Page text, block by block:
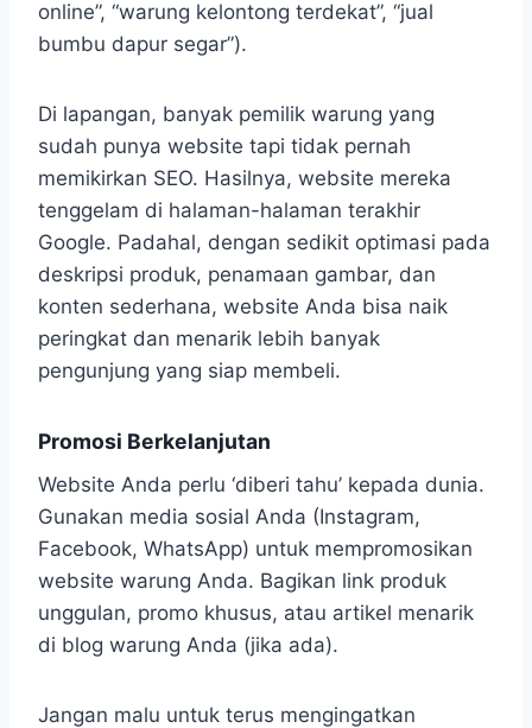
online”, “warung kelontong terdekat”, “jual
bumbu dapur segar”).
Di lapangan, banyak pemilik warung yang
sudah punya website tapi tidak pernah
memikirkan SEO. Hasilnya, website mereka
tenggelam di halaman-halaman terakhir
Google. Padahal, dengan sedikit optimasi pada
deskripsi produk, penamaan gambar, dan
konten sederhana, website Anda bisa naik
peringkat dan menarik lebih banyak
pengunjung yang siap membeli.
Promosi Berkelanjutan
Website Anda perlu ‘diberi tahu’ kepada dunia.
Gunakan media sosial Anda (Instagram,
Facebook, WhatsApp) untuk mempromosikan
website warung Anda. Bagikan link produk
unggulan, promo khusus, atau artikel menarik
di blog warung Anda (jika ada).
Jangan malu untuk terus mengingatkan